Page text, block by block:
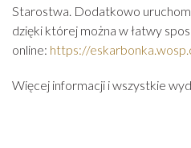
Starostwa. Dodatkowo
dzięki której można w łatwy
online: https://
Więcej informacji i wszystkie